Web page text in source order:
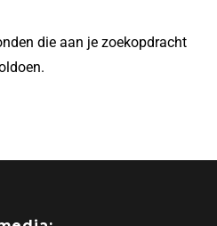
die aan je zoekopdracht